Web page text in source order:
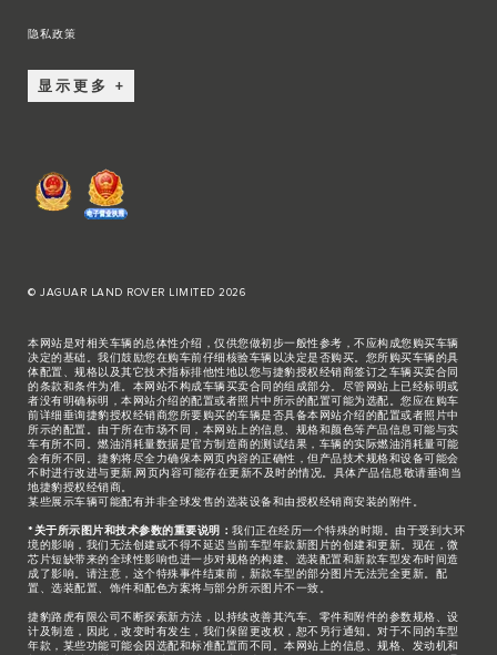
隐私政策
显示更多
© JAGUAR LAND ROVER LIMITED 2026
本网站是对相关车辆的总体性介绍，仅供您做初步一般性参考，不应构成您购买车辆
决定的基础。我们鼓励您在购车前仔细核验车辆以决定是否购买。您所购买车辆的具
体配置、规格以及其它技术指标排他性地以您与捷豹授权经销商签订之车辆买卖合同
的条款和条件为准。本网站不构成车辆买卖合同的组成部分。尽管网站上已经标明或
者没有明确标明，本网站介绍的配置或者照片中所示的配置可能为选配。您应在购车
前详细垂询捷豹授权经销商您所要购买的车辆是否具备本网站介绍的配置或者照片中
所示的配置。由于所在市场不同，本网站上的信息、规格和颜色等产品信息可能与实
车有所不同。燃油消耗量数据是官方制造商的测试结果，车辆的实际燃油消耗量可能
会有所不同。捷豹将尽全力确保本网页内容的正确性，但产品技术规格和设备可能会
不时进行改进与更新,网页内容可能存在更新不及时的情况。具体产品信息敬请垂询当
地捷豹授权经销商。
某些展示车辆可能配有并非全球发售的选装设备和由授权经销商安装的附件。
*关于所示图片和技术参数的重要说明： 我们正在经历一个特殊的时期。由于受到大环
境的影响，我们无法创建或不得不延迟当前车型年款新图片的创建和更新。现在，微
芯片短缺带来的全球性影响也进一步对规格的构建、选装配置和新款车型发布时间造
成了影响。请注意，这个特殊事件结束前，新款车型的部分图片无法完全更新。配
置、选装配置、饰件和配色方案将与部分所示图片不一致。
捷豹路虎有限公司不断探索新方法，以持续改善其汽车、零件和附件的参数规格、设
计及制造，因此，改变时有发生，我们保留更改权，恕不另行通知。对于不同的车型
年款，某些功能可能会因选配和标准配置而不同。本网站上的信息、规格、发动机和